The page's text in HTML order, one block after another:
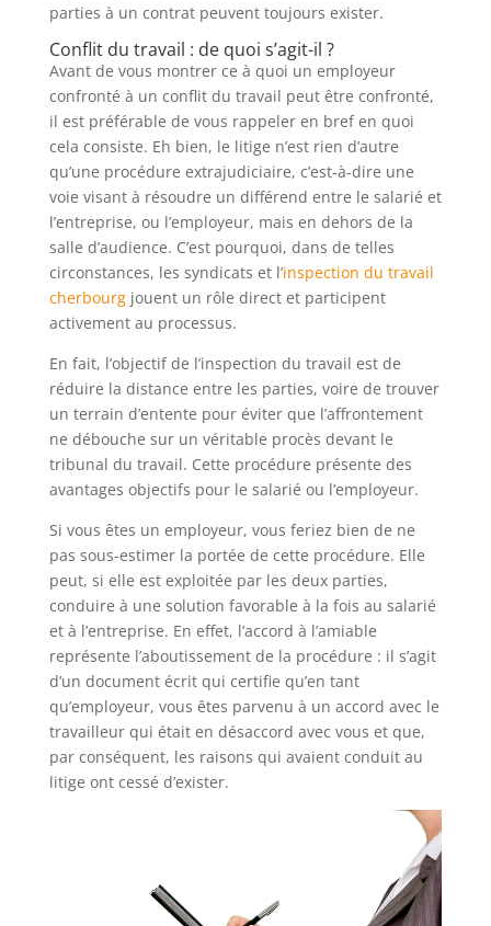
parties à un contrat peuvent toujours exister.
Conflit du travail : de quoi s’agit-il ?
Avant de vous montrer ce à quoi un employeur
confronté à un conflit du travail peut être confronté,
il est préférable de vous rappeler en bref en quoi
cela consiste. Eh bien, le litige n’est rien d’autre
qu’une procédure extrajudiciaire, c’est-à-dire une
voie visant à résoudre un différend entre le salarié et
l’entreprise, ou l’employeur, mais en dehors de la
salle d’audience. C’est pourquoi, dans de telles
circonstances, les syndicats et l’inspection du travail
cherbourgjouent un rôle direct et participent
activement au processus.
En fait, l’objectif de l’inspection du travail est de
réduire la distance entre les parties, voire de trouver
un terrain d’entente pour éviter que l’affrontement
ne débouche sur un véritable procès devant le
tribunal du travail. Cette procédure présente des
avantages objectifs pour le salarié ou l’employeur.
Si vous êtes un employeur, vous feriez bien de ne
pas sous-estimer la portée de cette procédure. Elle
peut, si elle est exploitée par les deux parties,
conduire à une solution favorable à la fois au salarié
et à l’entreprise. En effet, l’accord à l’amiable
représente l’aboutissement de la procédure : il s’agit
d’un document écrit qui certifie qu’en tant
qu’employeur, vous êtes parvenu à un accord avec le
travailleur qui était en désaccord avec vous et que,
par conséquent, les raisons qui avaient conduit au
litige ont cessé d’exister.